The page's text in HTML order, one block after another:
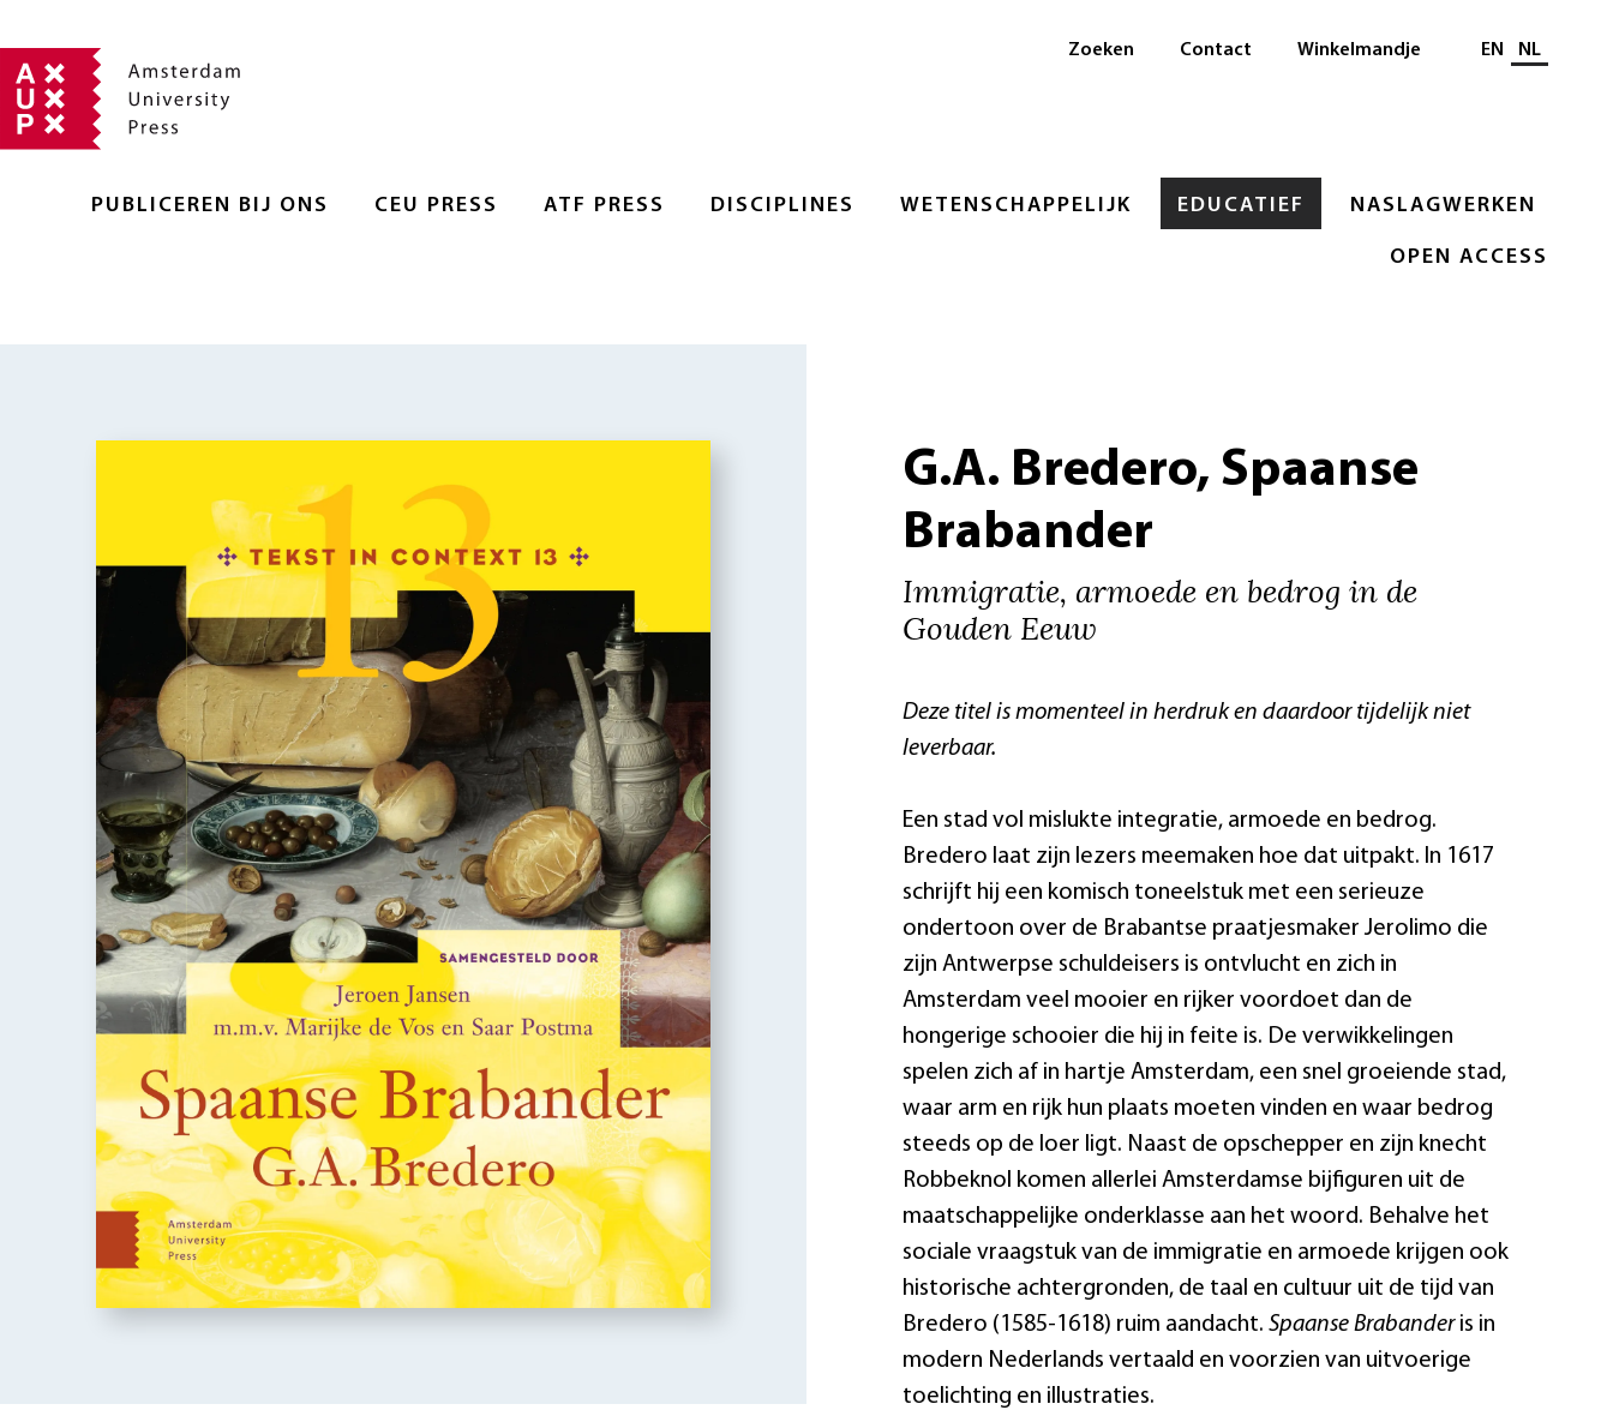
PUBLICEREN BIJ ONS CEU PRESS ATF PRESS DISCIPLINES WETENSCHAPPELIJK EDUCATIEF NASLAGWERKEN
OPEN ACCESS
Zoeken Contact Winkelmandje Selecteer taal
EN NL
G.A. Bredero, Spaanse
Brabander
Immigratie, armoede en bedrog in de
Gouden Eeuw
Deze titel is momenteel in herdruk en daardoor tijdelijk niet
leverbaar.
Een stad vol mislukte integratie, armoede en bedrog.
Bredero laat zijn lezers meemaken hoe dat uitpakt. In 1617
schrijft hij een komisch toneelstuk met een serieuze
ondertoon over de Brabantse praatjesmaker Jerolimo die
zijn Antwerpse schuldeisers is ontvlucht en zich in
Amsterdam veel mooier en rijker voordoet dan de
hongerige schooier die hij in feite is. De verwikkelingen
spelen zich af in hartje Amsterdam, een snel groeiende stad,
waar arm en rijk hun plaats moeten vinden en waar bedrog
steeds op de loer ligt. Naast de opschepper en zijn knecht
Robbeknol komen allerlei Amsterdamse bijfiguren uit de
maatschappelijke onderklasse aan het woord. Behalve het
sociale vraagstuk van de immigratie en armoede krijgen ook
historische achtergronden, de taal en cultuur uit de tijd van
Bredero (1585-1618) ruim aandacht. Spaanse Brabanderis in
modern Nederlands vertaald en voorzien van uitvoerige
toelichting en illustraties.